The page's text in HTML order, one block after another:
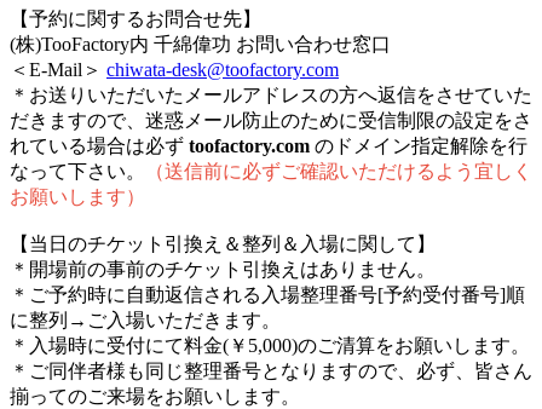
【予約に関するお問合せ先】
(株)TooFactory内 千綿偉功 お問い合わせ窓口
＜E-Mail＞ chiwata-desk@toofactory.com
＊お送りいただいたメールアドレスの方へ返信をさせていた
だきますので、迷惑メール防止のために受信制限の設定をさ
れている場合は必ず toofactory.com のドメイン指定解除を行
なって下さい。
（送信前に必ずご確認いただけるよう宜しく
お願いします）
【当日のチケット引換え＆整列＆入場に関して】
＊開場前の事前のチケット引換えはありません。
＊ご予約時に自動返信される入場整理番号[予約受付番号]順
に整列→ご入場いただきます。
＊入場時に受付にて料金(￥5,000)のご清算をお願いします。
＊ご同伴者様も同じ整理番号となりますので、必ず、皆さん
揃ってのご来場をお願いします。